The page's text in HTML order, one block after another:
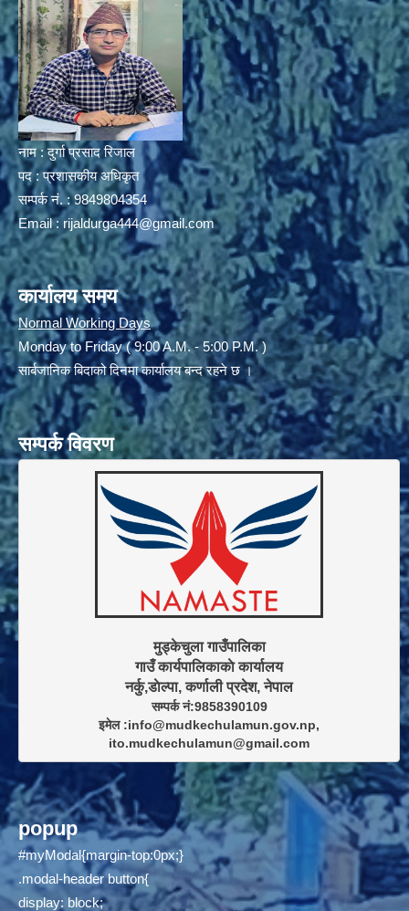
नाम : दुर्गा प्रसाद रिजाल
पद : प्रशासकीय अधिकृत
सम्पर्क नं. : 9849804354
Email : rijaldurga444@gmail.com
कार्यालय समय
Normal Working Days
Monday to Friday ( 9:00 A.M. - 5:00 P.M. )
सार्बजानिक बिदाको दिनमा कार्यालय बन्द रहने छ ।
सम्पर्क विवरण
मुड्केचुला गाउँपालिका
गाउँ कार्यपालिकाकाे कार्यालय
सम्पर्क नं:9858390109
इमेल :info@mudkechulamun.gov.np,
ito.mudkechulamun@gmail.com
popup
#myModal{margin-top:0px;}
.modal-header button{
display: block;